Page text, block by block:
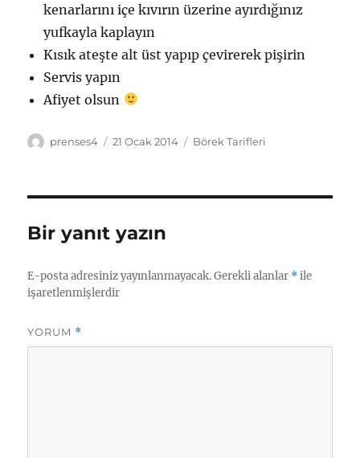
kenarlarını içe kıvırın üzerine ayırdığınız
yufkayla kaplayın
Kısık ateşte alt üst yapıp çevirerek pişirin
Servis yapın
Afiyet olsun
Yazar
prenses4
Yayın
21 Ocak 2014 Kategoriler
Börek Tarifleri
Bir yanıt yazın
E-posta adresiniz yayınlanmayacak. Gerekli alanlar *ile
işaretlenmişlerdir
YORUM *